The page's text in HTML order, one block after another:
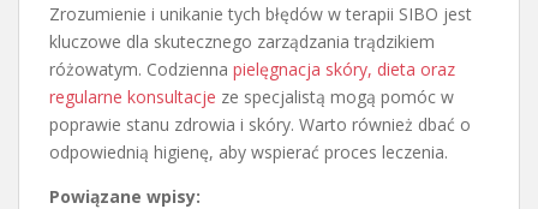
Zrozumienie i unikanie tych błędów w terapii SIBO jest
kluczowe dla skutecznego zarządzania trądzikiem
różowatym. Codzienna pielęgnacja skóry, dieta oraz
regularne konsultacje ze specjalistą mogą pomóc w
poprawie stanu zdrowia i skóry. Warto również dbać o
odpowiednią higienę, aby wspierać proces leczenia.
Powiązane wpisy: